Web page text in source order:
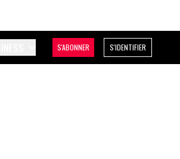
S'ABONNER S'IDENTIFIER